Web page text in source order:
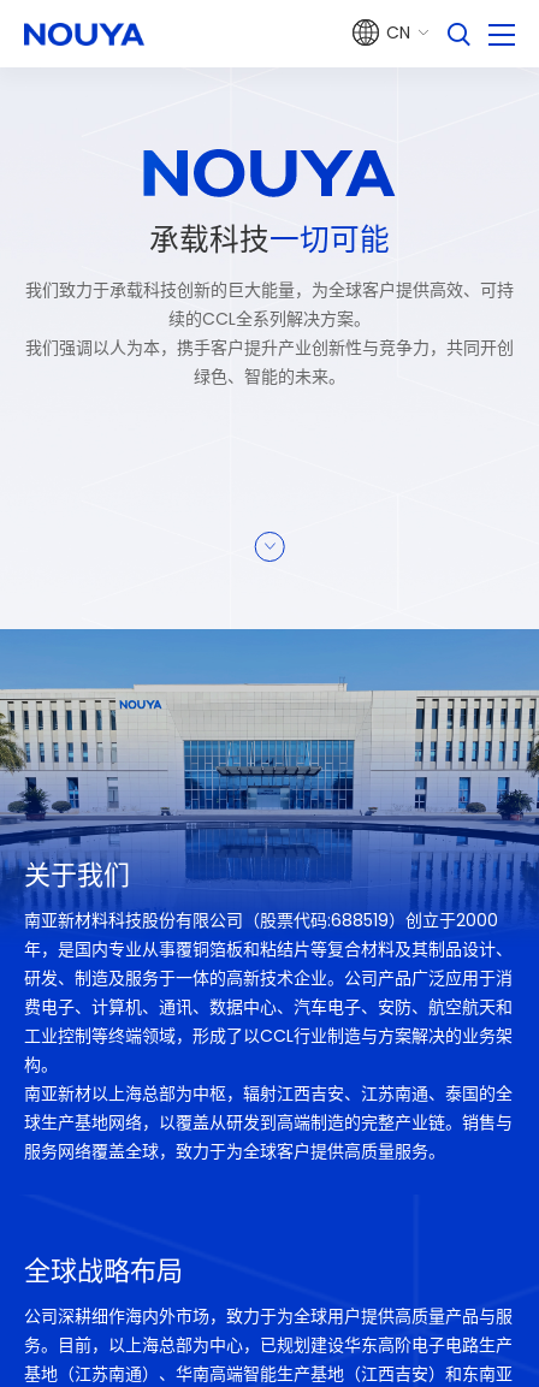
CN
承载科技一切可能
我们致力于承载科技创新的巨大能量，为全球客户提供高效、可持
续的CCL全系列解决方案。
我们强调以人为本，携手客户提升产业创新性与竞争力，共同开创
绿色、智能的未来。
关于我们
南亚新材料科技股份有限公司（股票代码:688519）创立于2000
年，是国内专业从事覆铜箔板和粘结片等复合材料及其制品设计、
研发、制造及服务于一体的高新技术企业。公司产品广泛应用于消
费电子、计算机、通讯、数据中心、汽车电子、安防、航空航天和
工业控制等终端领域，形成了以CCL行业制造与方案解决的业务架
构。
南亚新材以上海总部为中枢，辐射江西吉安、江苏南通、泰国的全
球生产基地网络，以覆盖从研发到高端制造的完整产业链。销售与
服务网络覆盖全球，致力于为全球客户提供高质量服务。
全球战略布局
公司深耕细作海内外市场，致力于为全球用户提供高质量产品与服
务。目前，以上海总部为中心，已规划建设华东高阶电子电路生产
基地（江苏南通）、华南高端智能生产基地（江西吉安）和东南亚